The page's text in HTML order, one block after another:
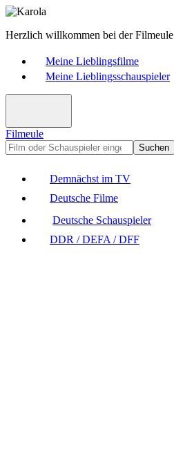
Herzlich willkommen bei der Filmeule
Meine Lieblingsfilme
Meine Lieblingsschauspieler
Filmeule
Suchen
Demnächst im TV
Deutsche Filme
Deutsche Schauspieler
DDR / DEFA / DFF